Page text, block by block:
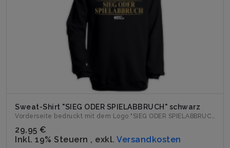
Sweat-Shirt "SIEG ODER SPIELABBRUCH" schwarz
Vorderseite bedruckt mit dem Logo "SIEG ODER SPIELABBRUCH""....
29,95 €
Inkl. 19% Steuern , exkl. Versandkosten